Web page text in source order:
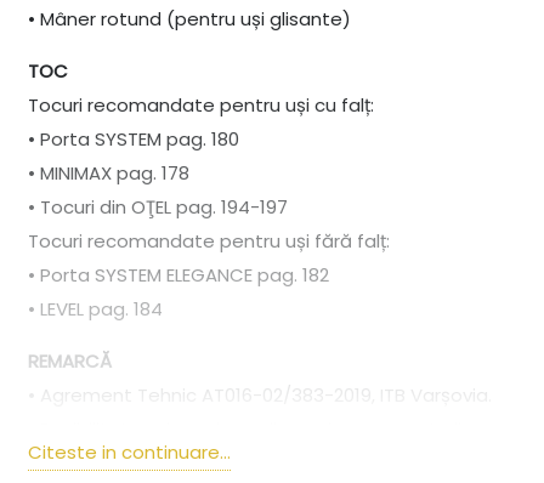
• Mâner rotund (pentru uși glisante)
TOC
Tocuri recomandate pentru uși cu falț:
• Porta SYSTEM pag. 180
• MINIMAX pag. 178
• Tocuri din OŢEL pag. 194-197
Tocuri recomandate pentru uși fără falț:
• Porta SYSTEM ELEGANCE pag. 182
• LEVEL pag. 184
REMARCĂ
• Agrement Tehnic AT016-02/383-2019, ITB Varșovia.
pentru ușile duble.
Citeste in continuare...